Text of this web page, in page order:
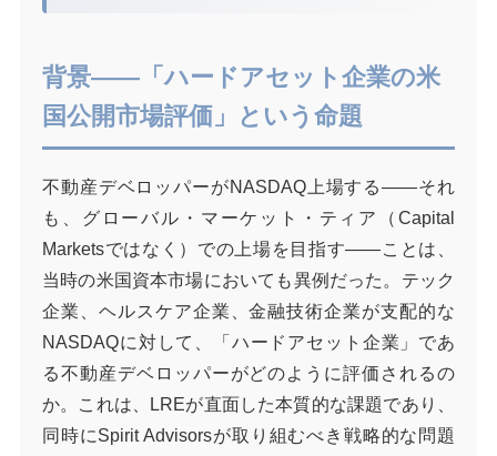
背景——「ハードアセット企業の米
国公開市場評価」という命題
不動産デベロッパーがNASDAQ上場する——それ
も、グローバル・マーケット・ティア（Capital
Marketsではなく）での上場を目指す——ことは、
当時の米国資本市場においても異例だった。テック
企業、ヘルスケア企業、金融技術企業が支配的な
NASDAQに対して、「ハードアセット企業」であ
る不動産デベロッパーがどのように評価されるの
か。これは、LREが直面した本質的な課題であり、
同時にSpirit Advisorsが取り組むべき戦略的な問題